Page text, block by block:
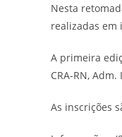
Nesta
realizadas em
A primeira
CRA-RN,
As inscrições